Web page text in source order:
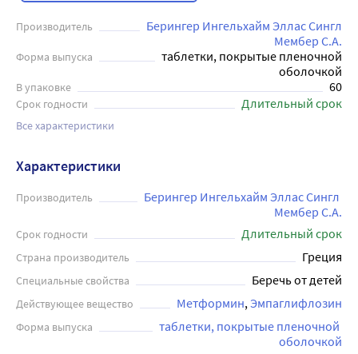
Производитель
Берингер Ингельхайм Эллас Сингл
Мембер С.А.
Форма выпуска
таблетки, покрытые пленочной
оболочкой
В упаковке 60
Срок годности Длительный срок
Все характеристики
Характеристики
Производитель
Берингер Ингельхайм Эллас Сингл
Мембер С.А.
Срок годности Длительный срок
Страна производитель Греция
Специальные свойства Беречь от детей
Действующее вещество Метформин Эмпаглифлозин
Форма выпуска
таблетки, покрытые пленочной
оболочкой